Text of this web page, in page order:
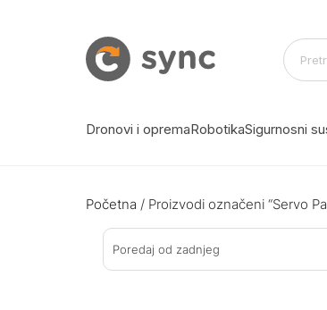
Dronovi i opremaRobotikaSigurnosni
Početna / Proizvodi označeni “Servo
Poredaj od zadnjeg